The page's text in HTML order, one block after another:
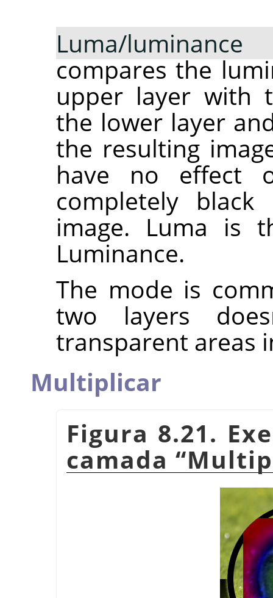
Luma/
compares the
upper layer with
the lower layer
the resulting
have no effect
completely
image. Luma is
Luminance.
The mode is
two layers
transparent areas
Multiplicar
Figura 8.21.
camada “